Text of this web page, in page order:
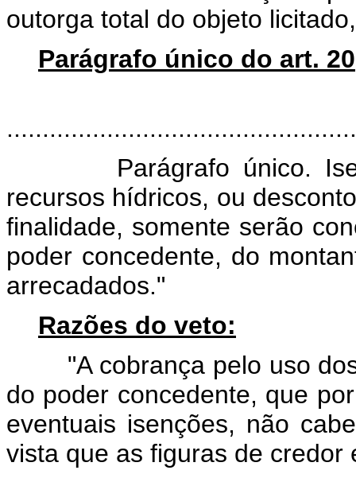
outorga total do objeto
Parágrafo único do art. 20
Parágrafo único.
recursos hídricos, ou
finalidade, somente serão
poder concedente, do
arrecadados."
Razões do veto:
"A cobrança pelo uso dos
do poder concedente, que
eventuais isenções, não
vista que as figuras de